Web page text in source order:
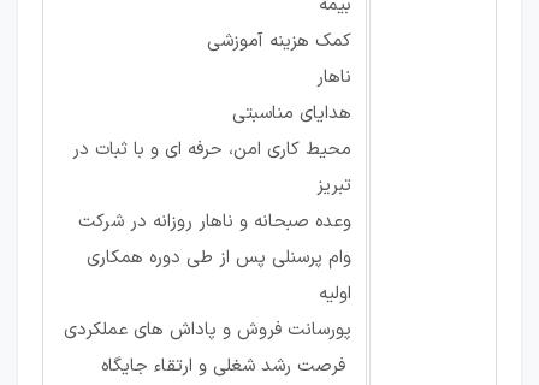
کمک هزینه آموزشی
ناهار
هدایای مناسبتی
محیط کاری امن، حرفه ای و با ثبات در
تبریز
وعده صبحانه و ناهار روزانه در شرکت
وام پرسنلی پس از طی دوره همکاری
اولیه
پورسانت فروش و پاداش های عملکردی
فرصت رشد شغلی و ارتقاء جایگاه